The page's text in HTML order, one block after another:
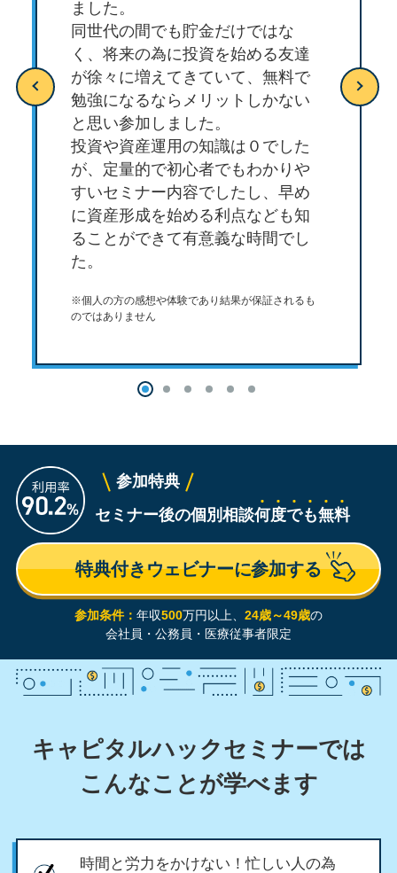
ました。
同世代の間でも貯金だけではな
く、将来の為に投資を始める友達
が徐々に増えてきていて、無料で
勉強になるならメリットしかない
と思い参加しました。
投資や資産運用の知識は０でした
が、定量的で初心者でもわかりや
すいセミナー内容でしたし、早め
に資産形成を始める利点なども知
ることができて有意義な時間でし
た。
※個人の方の感想や体験であり結果が保証されるも
のではありません
参加特典
セミナー後の個別相談何度でも無料
特典付きウェビナーに参加する
参加条件： 年収500万円以上、 24歳～49歳の
会社員・公務員・医療従事者限定
キャピタルハックセミナーでは
こんなことが学べます
時間と労力をかけない！忙しい人の為